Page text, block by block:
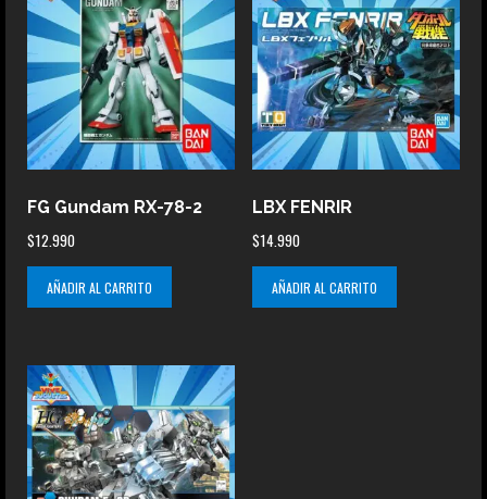
FG Gundam RX-78-2
$12.990
AÑADIR AL CARRITO
LBX FENRIR
$14.990
AÑADIR AL CARRITO